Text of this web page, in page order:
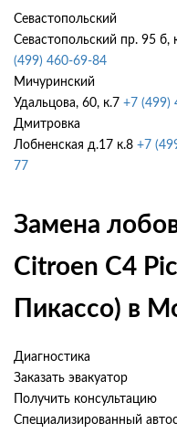
Севастопольский
Севастопольский пр. 95 б,
(499) 460-69-84
Мичуринский
Удальцова, 60, к.7 +7 (499)
Дмитровка
Лобненская д.17 к.8 +7
77
Замена
Citroen C4
Пикассо) в
Диагностика
Заказать эвакуатор
Получить консультацию
Специализированный